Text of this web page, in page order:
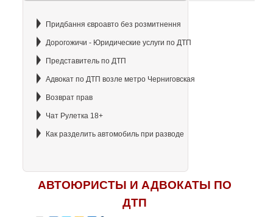
Придбання євроавто без розмитнення
Дорогожичи - Юридические услуги по ДТП
Представитель по ДТП
Адвокат по ДТП возле метро Черниговская
Возврат прав
Чат Рулетка 18+
Как разделить автомобиль при разводе
АВТОЮРИСТЫ И АДВОКАТЫ ПО
ДТП